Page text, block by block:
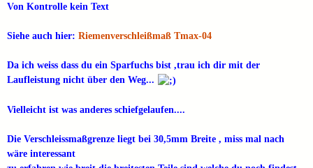
Von Kontrolle kein Text
Siehe auch hier: Riemenverschleißmaß Tmax-04
Da ich weiss dass du ein Sparfuchs bist ,trau ich dir mit der
Laufleistung nicht über den Weg...
Vielleicht ist was anderes schiefgelaufen....
Die Verschleissmaßgrenze liegt bei 30,5mm Breite , miss mal nach
wäre interessant